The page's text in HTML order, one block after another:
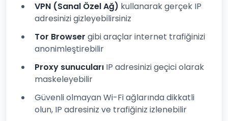
VPN (Sanal Özel Ağ) kullanarak gerçek IP
adresinizi gizleyebilirsiniz
Tor Browser gibi araçlar internet trafiğinizi
anonimleştirebilir
Proxy sunucuları IP adresinizi geçici olarak
maskeleyebilir
Güvenli olmayan Wi-Fi ağlarında dikkatli
olun, IP adresiniz ve trafiğiniz izlenebilir